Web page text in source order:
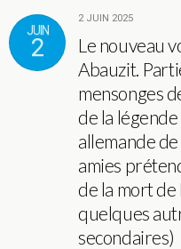
JUIN
2
2 JUIN 2025
Le nouveau
Abauzit.
mensonges
de la
allemande
amies
de la mort
quelques
secondaires)